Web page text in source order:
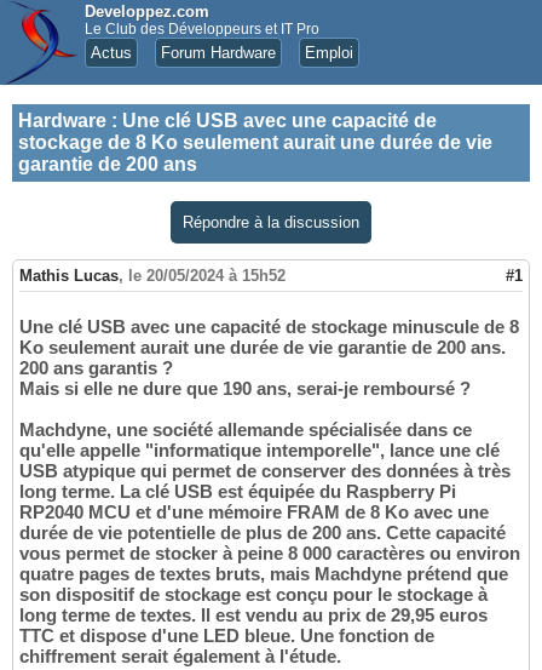
Developpez.com
Le Club des Développeurs et IT Pro
Actus Forum Hardware Emploi
Hardware : Une clé USB avec une capacité de
stockage de 8 Ko seulement aurait une durée de vie
garantie de 200 ans
Répondre à la discussion
Mathis Lucas, le 20/05/2024 à 15h52 #1
Une clé USB avec une capacité de stockage minuscule de 8
Ko seulement aurait une durée de vie garantie de 200 ans.
200 ans garantis ?
Mais si elle ne dure que 190 ans, serai-je remboursé ?
Machdyne, une société allemande spécialisée dans ce
qu'elle appelle "informatique intemporelle", lance une clé
USB atypique qui permet de conserver des données à très
long terme. La clé USB est équipée du Raspberry Pi
RP2040 MCU et d'une mémoire FRAM de 8 Ko avec une
durée de vie potentielle de plus de 200 ans. Cette capacité
vous permet de stocker à peine 8 000 caractères ou environ
quatre pages de textes bruts, mais Machdyne prétend que
son dispositif de stockage est conçu pour le stockage à
long terme de textes. Il est vendu au prix de 29,95 euros
TTC et dispose d'une LED bleue. Une fonction de
chiffrement serait également à l'étude.